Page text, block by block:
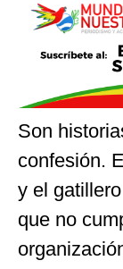
Son
confesión.
y el
que no